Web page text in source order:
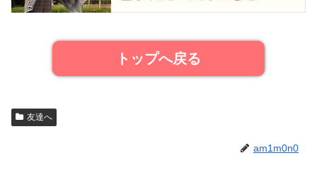
トップへ戻る
友達へ
am1m0n0